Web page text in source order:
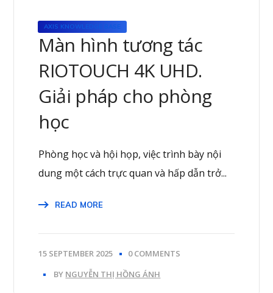
AXIS KNOWLEDGE BASE
Màn hình tương tác
RIOTOUCH 4K UHD.
Giải pháp cho phòng
học
Phòng học và hội họp, việc trình bày nội
dung một cách trực quan và hấp dẫn trở...
READ MORE
15 SEPTEMBER 2025
0 COMMENTS
BY NGUYỄN THỊ HỒNG ÁNH